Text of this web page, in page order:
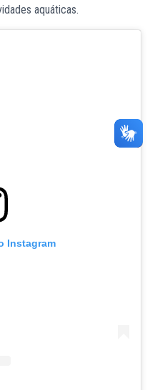
aquáticas.
Instagram